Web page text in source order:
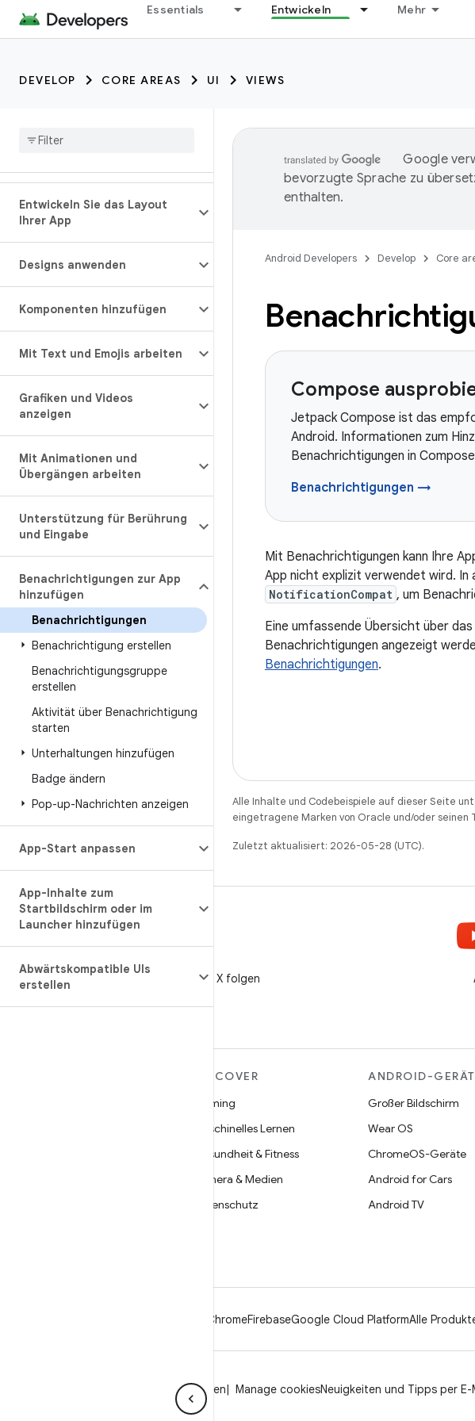
Essentials Entwickeln Mehr
DEVELOP CORE AREAS UI VIEWS
Entwickeln Sie das Layout
Ihrer App
Designs anwenden
Komponenten hinzufügen
Mit Text und Emojis arbeiten
Grafiken und Videos
anzeigen
Mit Animationen und
Übergängen arbeiten
Unterstützung für Berührung
und Eingabe
Benachrichtigungen zur App
hinzufügen
Benachrichtigungen
Benachrichtigung erstellen
Benachrichtigungsgruppe
erstellen
Aktivität über Benachrichtigung
starten
Unterhaltungen hinzufügen
Badge ändern
Pop-up-Nachrichten anzeigen
App-Start anpassen
App-Inhalte zum
Startbildschirm oder im
Launcher hinzufügen
Abwärtskompatible UIs
erstellen
Google
bevorzugte Sprache zu
enthalten.
Android Developers Develop Core
Compose
Jetpack Compose ist das
Android. Informationen zum
Benachrichtigungen in Compose
Benachrichtigungen →
Mit Benachrichtigungen kann Ihre
App nicht explizit verwendet wird. In
NotificationCompat , um
Eine umfassende Übersicht über
Benachrichtigungen angezeigt
Benachrichtigungen.
Alle Inhalte und Codebeispiele auf dieser Seite
eingetragene Marken von Oracle und/oder
Zuletzt aktualisiert: 2026-05-28 (UTC).
@AndroidDev auf X folgen
DISCOVER
Gaming
Maschinelles Lernen
Gesundheit & Fitness
Kamera & Medien
Datenschutz
ANDROID-
Großer Bildschirm
Wear OS
ChromeOS-Geräte
Android for Cars
Android TV
ChromeFirebaseGoogle Cloud PlatformAlle
Markenrichtlinien Manage cookiesNeuigkeiten und Tipps per E-